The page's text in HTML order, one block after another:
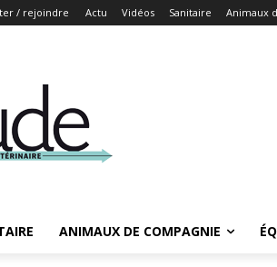
/ rejoindre Actu Vidéos Sanitaire Animaux
ANIMAUX DE COMPAGNIE